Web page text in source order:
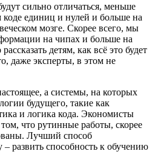
сильно отличаться, меньше
единиц и нулей и больше на
мозге. Скорее всего, мы
на чипах и больше на
детям, как всё это будет
даже эксперты, в этом не
а системы, на которых
будущего, такие как
и логика кода. Экономисты
что рутинные работы, скорее
Лучший способ
– развить способность к обучению